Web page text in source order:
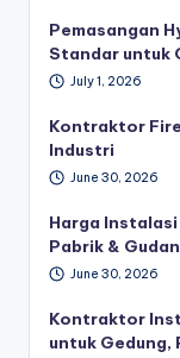
Pemasangan
Standar untuk
July 1, 2026
Kontraktor
Industri
June 30, 2026
Harga
Pabrik &
June 30, 2026
Kontraktor
untuk Gedung,